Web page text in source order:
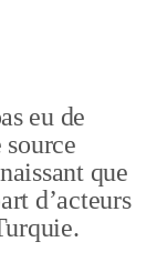
eu de
que
d’acteurs